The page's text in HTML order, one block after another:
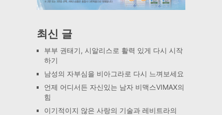
최신 글
부부 권태기, 시알리스로 활력 있게 다시 시작
하기
남성의 자부심을 비아그라로 다시 느껴보세요
언제 어디서든 자신있는 남자 비맥스VIMAX의
힘
이기적이지 않은 사랑의 기술과 레비트라의